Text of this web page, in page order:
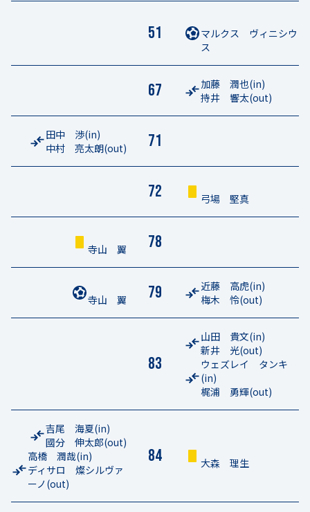
マルクス ヴィニシウ
ス
51
加藤 潤也(in)
持井 響太(out)
67
71
田中 渉(in)
中村 亮太朗(out)
弓場 堅真
72
78
寺山 翼
近藤 高虎(in)
梅木 怜(out)
79
寺山 翼
山田 貴文(in)
新井 光(out)
ウェズレイ タンキ
(in)
梶浦 勇輝(out)
83
大森 理生
84
吉尾 海夏(in)
國分 伸太郎(out)
高橋 潤哉(in)
ディサロ 燦シルヴァ
ーノ (out)